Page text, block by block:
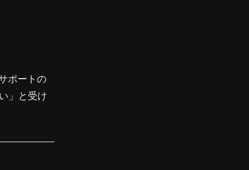
ポートの
」と受け